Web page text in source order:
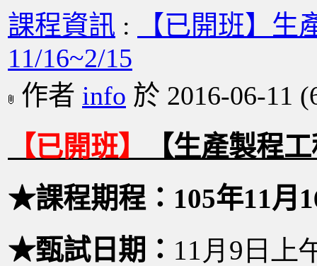
課程資訊 :
【已開班】生
11/16~2/15
作者 info 於 2016-06-11 (
【已開班】 【生產製程
★課程期程：105年11月
★甄試日期： 11 月9日上